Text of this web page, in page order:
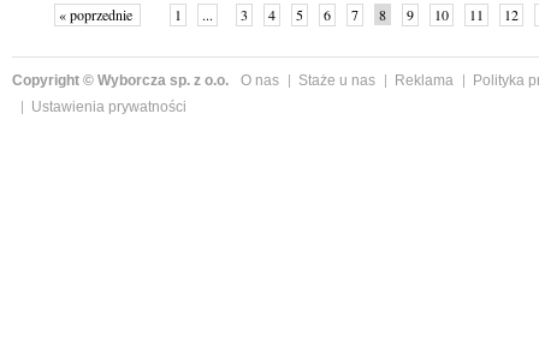
« poprzednie 1 ... 3 4 5 6 7 8 9 10 11 12
Copyright © Wyborcza sp. z o.o. O nas Staże u nas Reklama
Polityka
Ustawienia prywatności